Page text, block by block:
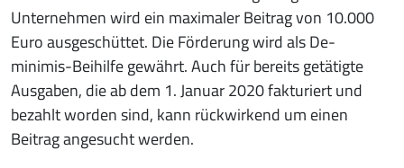
Unternehmen wird ein maximaler Beitrag von 10.000
Euro ausgeschüttet. Die Förderung wird als De-
minimis-Beihilfe gewährt. Auch für bereits getätigte
Ausgaben, die ab dem 1. Januar 2020 fakturiert und
bezahlt worden sind, kann rückwirkend um einen
Beitrag angesucht werden.